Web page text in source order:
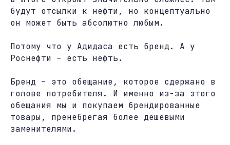
будут отсылки к нефти, но концептуально
он может быть абсолютно любым.
Потому что у Адидаса есть бренд. А у
Роснефти – есть нефть.
Бренд – это обещание, которое сдержано в
голове потребителя. И именно из-за этого
обещания мы и покупаем брендированные
товары, пренебрегая более дешевыми
заменителями.